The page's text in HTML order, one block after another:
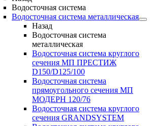
Водосточная система
Водосточная система металлическая
Назад
Водосточная система
металлическая
Водосточная система круглого
сечения МП ПРЕСТИЖ
D150/D125/100
Водосточная система
прямоугольного сечения МП
МОДЕРН 120/76
Водосточная система круглого
сечения GRANDSYSTEM